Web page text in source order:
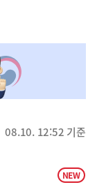
08.10. 12:52 기준
NEW